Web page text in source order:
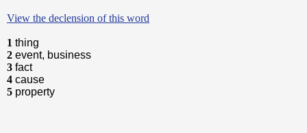
View the declension of this word
1 thing
2 event, business
3 fact
4 cause
5 property